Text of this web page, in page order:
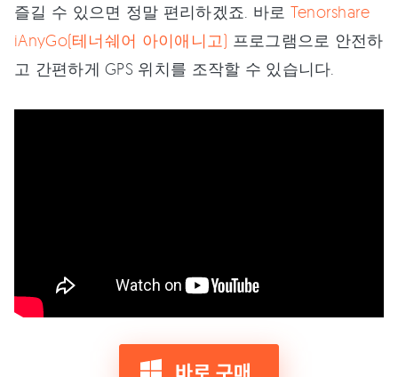
즐길 수 있으면 정말 편리하겠죠. 바로 Tenorshare
iAnyGo(테너쉐어 아이애니고) 프로그램으로 안전하
고 간편하게 GPS 위치를 조작할 수 있습니다.